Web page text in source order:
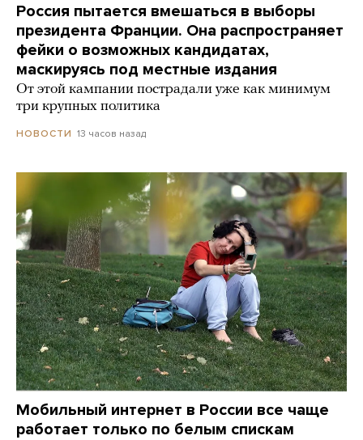
Россия пытается вмешаться в выборы
президента Франции. Она распространяет
фейки о возможных кандидатах,
маскируясь под местные издания
От этой кампании пострадали уже как минимум
три крупных политика
НОВОСТИ 13 часов назад
Мобильный интернет в России все чаще
работает только по белым спискам